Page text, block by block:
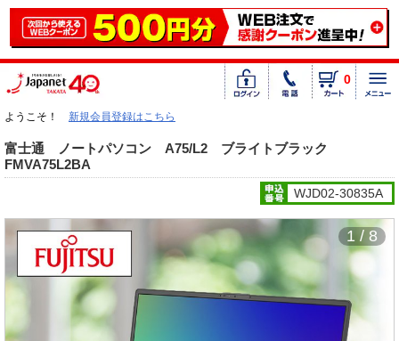
0
ようこそ！ 新規会員登録はこちら
富士通 ノートパソコン A75/L2 ブライトブラック
FMVA75L2BA
WJD02-30835A
1 / 8